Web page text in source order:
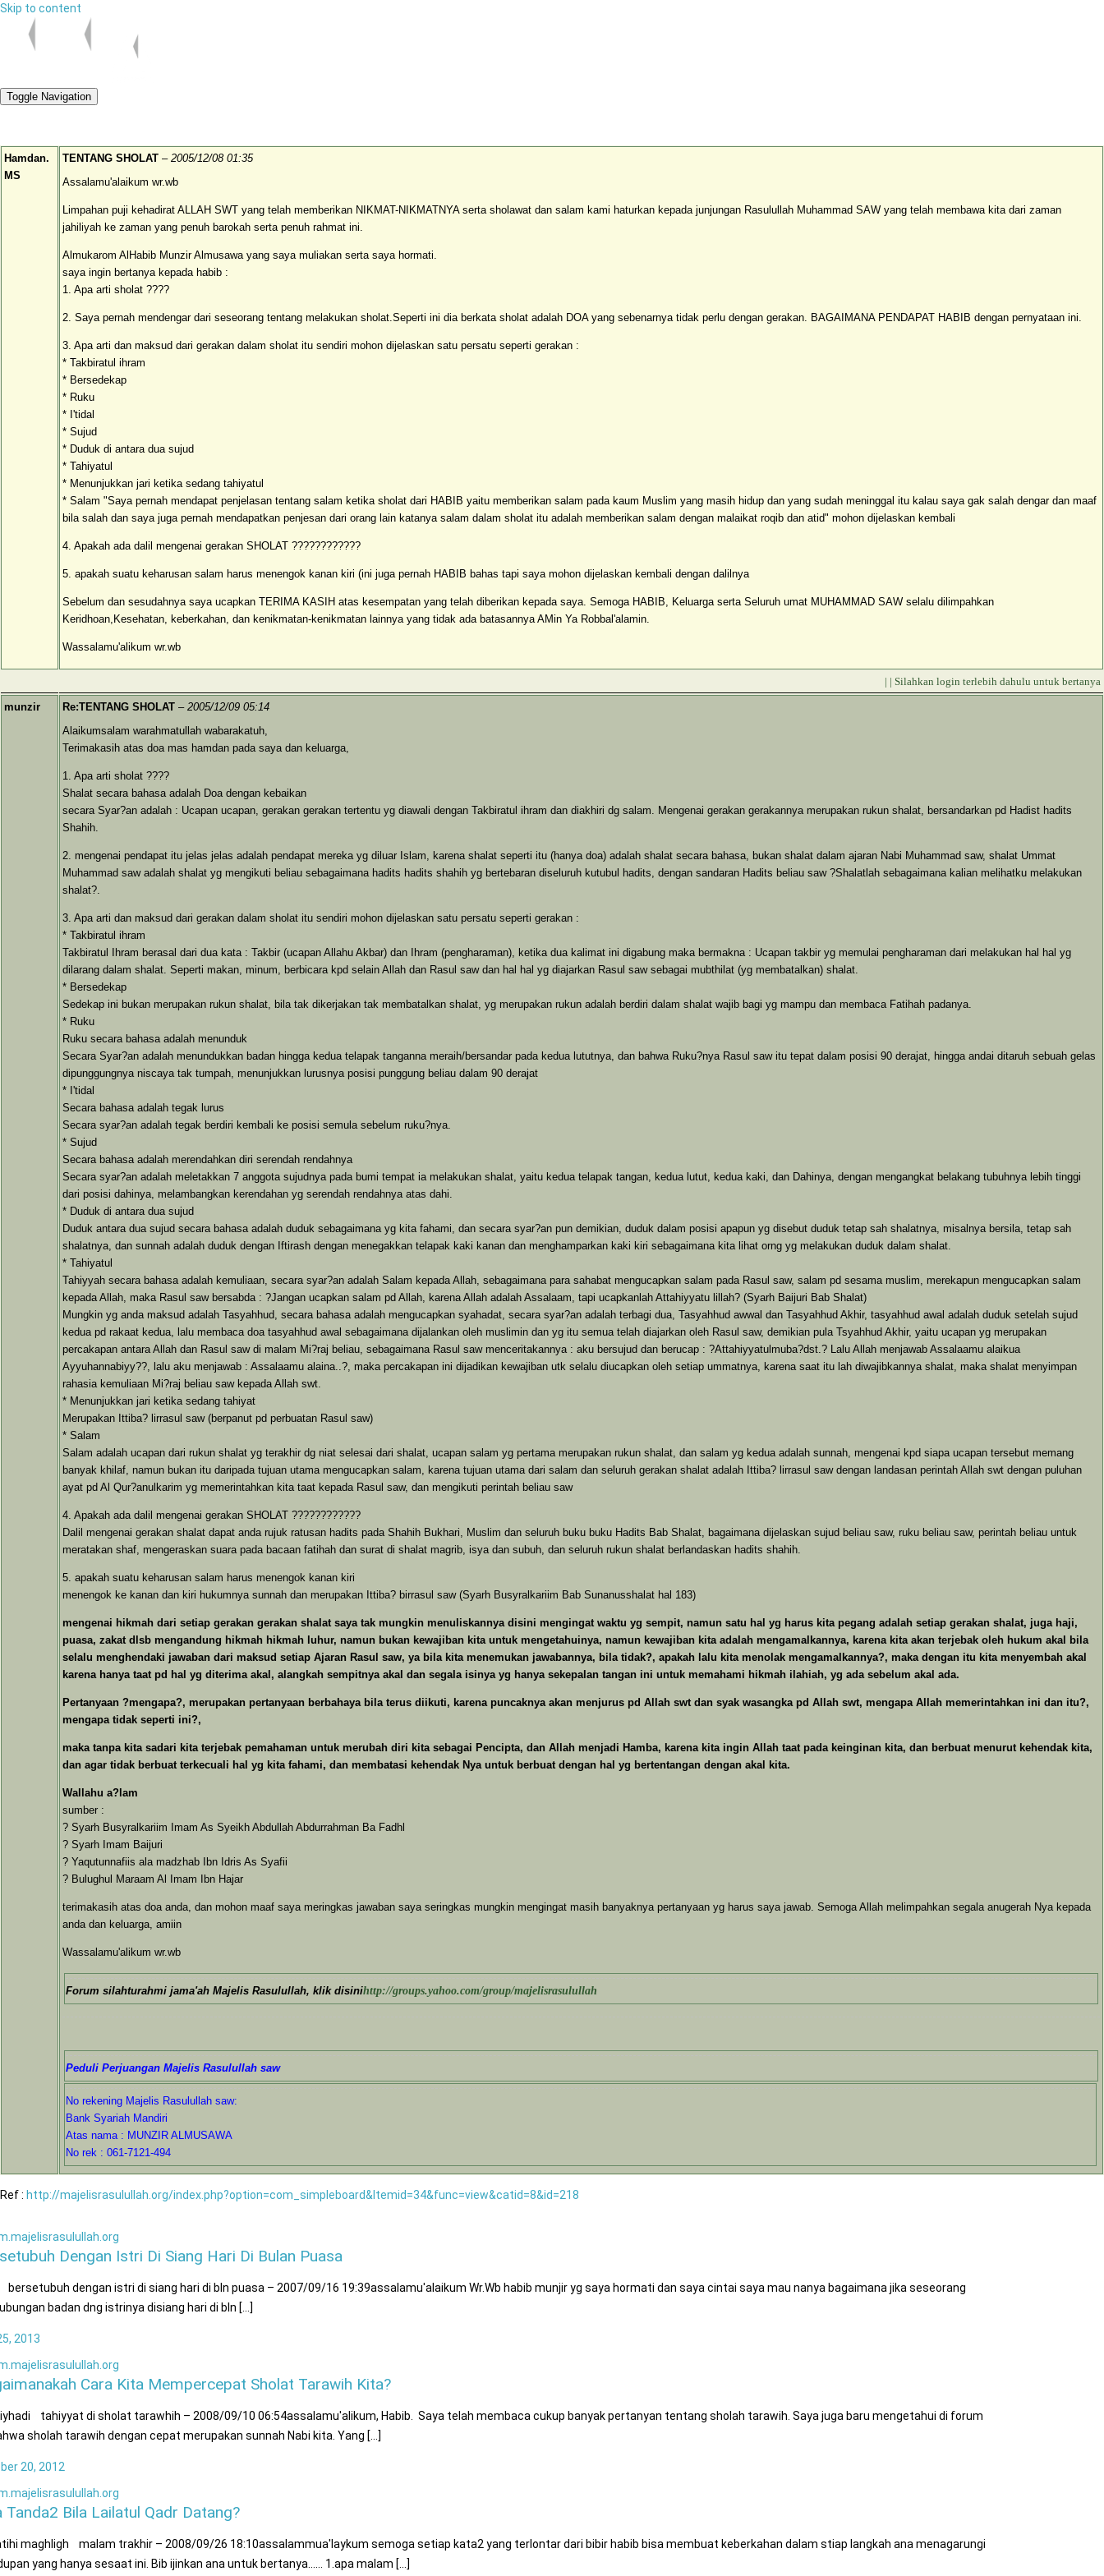
Skip to content
Toggle Navigation
Hamdan.
MS
TENTANG SHOLAT – 2005/12/08 01:35
Assalamu'alaikum wr.wb
Limpahan puji kehadirat ALLAH SWT yang telah memberikan NIKMAT-NIKMATNYA serta sholawat dan salam kami haturkan kepada junjungan Rasulullah Muhammad SAW yang telah membawa kita dari zaman
jahiliyah ke zaman yang penuh barokah serta penuh rahmat ini.
Almukarom AlHabib Munzir Almusawa yang saya muliakan serta saya hormati.
saya ingin bertanya kepada habib :
1. Apa arti sholat ????
2. Saya pernah mendengar dari seseorang tentang melakukan sholat.Seperti ini dia berkata sholat adalah DOA yang sebenarnya tidak perlu dengan gerakan. BAGAIMANA PENDAPAT HABIB dengan pernyataan ini.
3. Apa arti dan maksud dari gerakan dalam sholat itu sendiri mohon dijelaskan satu persatu seperti gerakan :
* Takbiratul ihram
* Bersedekap
* Ruku
* I'tidal
* Sujud
* Duduk di antara dua sujud
* Tahiyatul
* Menunjukkan jari ketika sedang tahiyatul
* Salam "Saya pernah mendapat penjelasan tentang salam ketika sholat dari HABIB yaitu memberikan salam pada kaum Muslim yang masih hidup dan yang sudah meninggal itu kalau saya gak salah dengar dan maaf
bila salah dan saya juga pernah mendapatkan penjesan dari orang lain katanya salam dalam sholat itu adalah memberikan salam dengan malaikat roqib dan atid" mohon dijelaskan kembali
4. Apakah ada dalil mengenai gerakan SHOLAT ????????????
5. apakah suatu keharusan salam harus menengok kanan kiri (ini juga pernah HABIB bahas tapi saya mohon dijelaskan kembali dengan dalilnya
Sebelum dan sesudahnya saya ucapkan TERIMA KASIH atas kesempatan yang telah diberikan kepada saya. Semoga HABIB, Keluarga serta Seluruh umat MUHAMMAD SAW selalu dilimpahkan
Keridhoan,Kesehatan, keberkahan, dan kenikmatan-kenikmatan lainnya yang tidak ada batasannya AMin Ya Robbal'alamin.
Wassalamu'alikum wr.wb
| | Silahkan login terlebih dahulu untuk bertanya
munzir Re:TENTANG SHOLAT – 2005/12/09 05:14
Alaikumsalam warahmatullah wabarakatuh,
Terimakasih atas doa mas hamdan pada saya dan keluarga,
1. Apa arti sholat ????
Shalat secara bahasa adalah Doa dengan kebaikan
secara Syar?an adalah : Ucapan ucapan, gerakan gerakan tertentu yg diawali dengan Takbiratul ihram dan diakhiri dg salam. Mengenai gerakan gerakannya merupakan rukun shalat, bersandarkan pd Hadist hadits
Shahih.
2. mengenai pendapat itu jelas jelas adalah pendapat mereka yg diluar Islam, karena shalat seperti itu (hanya doa) adalah shalat secara bahasa, bukan shalat dalam ajaran Nabi Muhammad saw, shalat Ummat
Muhammad saw adalah shalat yg mengikuti beliau sebagaimana hadits hadits shahih yg bertebaran diseluruh kutubul hadits, dengan sandaran Hadits beliau saw ?Shalatlah sebagaimana kalian melihatku melakukan
shalat?.
3. Apa arti dan maksud dari gerakan dalam sholat itu sendiri mohon dijelaskan satu persatu seperti gerakan :
* Takbiratul ihram
Takbiratul Ihram berasal dari dua kata : Takbir (ucapan Allahu Akbar) dan Ihram (pengharaman), ketika dua kalimat ini digabung maka bermakna : Ucapan takbir yg memulai pengharaman dari melakukan hal hal yg
dilarang dalam shalat. Seperti makan, minum, berbicara kpd selain Allah dan Rasul saw dan hal hal yg diajarkan Rasul saw sebagai mubthilat (yg membatalkan) shalat.
* Bersedekap
Sedekap ini bukan merupakan rukun shalat, bila tak dikerjakan tak membatalkan shalat, yg merupakan rukun adalah berdiri dalam shalat wajib bagi yg mampu dan membaca Fatihah padanya.
* Ruku
Ruku secara bahasa adalah menunduk
Secara Syar?an adalah menundukkan badan hingga kedua telapak tanganna meraih/bersandar pada kedua lututnya, dan bahwa Ruku?nya Rasul saw itu tepat dalam posisi 90 derajat, hingga andai ditaruh sebuah gelas
dipunggungnya niscaya tak tumpah, menunjukkan lurusnya posisi punggung beliau dalam 90 derajat
* I'tidal
Secara bahasa adalah tegak lurus
Secara syar?an adalah tegak berdiri kembali ke posisi semula sebelum ruku?nya.
* Sujud
Secara bahasa adalah merendahkan diri serendah rendahnya
Secara syar?an adalah meletakkan 7 anggota sujudnya pada bumi tempat ia melakukan shalat, yaitu kedua telapak tangan, kedua lutut, kedua kaki, dan Dahinya, dengan mengangkat belakang tubuhnya lebih tinggi
dari posisi dahinya, melambangkan kerendahan yg serendah rendahnya atas dahi.
* Duduk di antara dua sujud
Duduk antara dua sujud secara bahasa adalah duduk sebagaimana yg kita fahami, dan secara syar?an pun demikian, duduk dalam posisi apapun yg disebut duduk tetap sah shalatnya, misalnya bersila, tetap sah
shalatnya, dan sunnah adalah duduk dengan Iftirash dengan menegakkan telapak kaki kanan dan menghamparkan kaki kiri sebagaimana kita lihat orng yg melakukan duduk dalam shalat.
* Tahiyatul
Tahiyyah secara bahasa adalah kemuliaan, secara syar?an adalah Salam kepada Allah, sebagaimana para sahabat mengucapkan salam pada Rasul saw, salam pd sesama muslim, merekapun mengucapkan salam
kepada Allah, maka Rasul saw bersabda : ?Jangan ucapkan salam pd Allah, karena Allah adalah Assalaam, tapi ucapkanlah Attahiyyatu lillah? (Syarh Baijuri Bab Shalat)
Mungkin yg anda maksud adalah Tasyahhud, secara bahasa adalah mengucapkan syahadat, secara syar?an adalah terbagi dua, Tasyahhud awwal dan Tasyahhud Akhir, tasyahhud awal adalah duduk setelah sujud
kedua pd rakaat kedua, lalu membaca doa tasyahhud awal sebagaimana dijalankan oleh muslimin dan yg itu semua telah diajarkan oleh Rasul saw, demikian pula Tsyahhud Akhir, yaitu ucapan yg merupakan
percakapan antara Allah dan Rasul saw di malam Mi?raj beliau, sebagaimana Rasul saw menceritakannya : aku bersujud dan berucap : ?Attahiyyatulmuba?dst.? Lalu Allah menjawab Assalaamu alaikua
Ayyuhannabiyy??, lalu aku menjawab : Assalaamu alaina..?, maka percakapan ini dijadikan kewajiban utk selalu diucapkan oleh setiap ummatnya, karena saat itu lah diwajibkannya shalat, maka shalat menyimpan
rahasia kemuliaan Mi?raj beliau saw kepada Allah swt.
* Menunjukkan jari ketika sedang tahiyat
Merupakan Ittiba? lirrasul saw (berpanut pd perbuatan Rasul saw)
* Salam
Salam adalah ucapan dari rukun shalat yg terakhir dg niat selesai dari shalat, ucapan salam yg pertama merupakan rukun shalat, dan salam yg kedua adalah sunnah, mengenai kpd siapa ucapan tersebut memang
banyak khilaf, namun bukan itu daripada tujuan utama mengucapkan salam, karena tujuan utama dari salam dan seluruh gerakan shalat adalah Ittiba? lirrasul saw dengan landasan perintah Allah swt dengan puluhan
ayat pd Al Qur?anulkarim yg memerintahkan kita taat kepada Rasul saw, dan mengikuti perintah beliau saw
4. Apakah ada dalil mengenai gerakan SHOLAT ????????????
Dalil mengenai gerakan shalat dapat anda rujuk ratusan hadits pada Shahih Bukhari, Muslim dan seluruh buku buku Hadits Bab Shalat, bagaimana dijelaskan sujud beliau saw, ruku beliau saw, perintah beliau untuk
meratakan shaf, mengeraskan suara pada bacaan fatihah dan surat di shalat magrib, isya dan subuh, dan seluruh rukun shalat berlandaskan hadits shahih.
5. apakah suatu keharusan salam harus menengok kanan kiri
menengok ke kanan dan kiri hukumnya sunnah dan merupakan Ittiba? birrasul saw (Syarh Busyralkariim Bab Sunanusshalat hal 183)
mengenai hikmah dari setiap gerakan gerakan shalat saya tak mungkin menuliskannya disini mengingat waktu yg sempit, namun satu hal yg harus kita pegang adalah setiap gerakan shalat, juga haji,
puasa, zakat dlsb mengandung hikmah hikmah luhur, namun bukan kewajiban kita untuk mengetahuinya, namun kewajiban kita adalah mengamalkannya, karena kita akan terjebak oleh hukum akal bila
selalu menghendaki jawaban dari maksud setiap Ajaran Rasul saw, ya bila kita menemukan jawabannya, bila tidak?, apakah lalu kita menolak mengamalkannya?, maka dengan itu kita menyembah akal
karena hanya taat pd hal yg diterima akal, alangkah sempitnya akal dan segala isinya yg hanya sekepalan tangan ini untuk memahami hikmah ilahiah, yg ada sebelum akal ada.
Pertanyaan ?mengapa?, merupakan pertanyaan berbahaya bila terus diikuti, karena puncaknya akan menjurus pd Allah swt dan syak wasangka pd Allah swt, mengapa Allah memerintahkan ini dan itu?,
mengapa tidak seperti ini?,
maka tanpa kita sadari kita terjebak pemahaman untuk merubah diri kita sebagai Pencipta, dan Allah menjadi Hamba, karena kita ingin Allah taat pada keinginan kita, dan berbuat menurut kehendak kita,
dan agar tidak berbuat terkecuali hal yg kita fahami, dan membatasi kehendak Nya untuk berbuat dengan hal yg bertentangan dengan akal kita.
Wallahu a?lam
sumber :
? Syarh Busyralkariim Imam As Syeikh Abdullah Abdurrahman Ba Fadhl
? Syarh Imam Baijuri
? Yaqutunnafiis ala madzhab Ibn Idris As Syafii
? Bulughul Maraam Al Imam Ibn Hajar
terimakasih atas doa anda, dan mohon maaf saya meringkas jawaban saya seringkas mungkin mengingat masih banyaknya pertanyaan yg harus saya jawab. Semoga Allah melimpahkan segala anugerah Nya kepada
anda dan keluarga, amiin
Wassalamu'alikum wr.wb
Forum silahturahmi jama'ah Majelis Rasulullah, klik disinihttp://groups.yahoo.com/group/majelisrasulullah
Peduli Perjuangan Majelis Rasulullah saw
No rekening Majelis Rasulullah saw:
Bank Syariah Mandiri
Atas nama : MUNZIR ALMUSAWA
No rek : 061-7121-494
Ref : http://majelisrasulullah.org/index.php?option=com_simpleboard&Itemid=34&func=view&catid=8&id=218
Dengan Istri Di Siang Hari Di Bulan Puasa
dengan istri di siang hari di bln puasa – 2007/09/16 19:39assalamu'alaikum Wr.Wb habib munjir yg saya hormati dan saya cintai saya mau nanya bagaimana jika seseorang
badan dng istrinya disiang hari di bln [...]
2013
Cara Kita Mempercepat Sholat Tarawih Kita?
tahiyyat di sholat tarawhih – 2008/09/10 06:54assalamu'alikum, Habib. Saya telah membaca cukup banyak pertanyan tentang sholah tarawih. Saya juga baru mengetahui di forum
sholah tarawih dengan cepat merupakan sunnah Nabi kita. Yang [...]
20, 2012
Tanda2 Bila Lailatul Qadr Datang?
maghligh malam trakhir – 2008/09/26 18:10assalammua'laykum semoga setiap kata2 yang terlontar dari bibir habib bisa membuat keberkahan dalam stiap langkah ana menagarungi
yang hanya sesaat ini. Bib ijinkan ana untuk bertanya…… 1.apa malam [...]